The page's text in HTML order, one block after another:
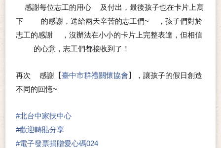
感謝每位志工的用心
及付出，最後孩子也在卡片上寫
下
的感謝，送給兩天辛苦的志工們~
，孩子們對於
志工的感謝
，沒辦法在小小的卡片上完整表達，但相信
的心意，志工們都接收到了！
再次 感謝【臺中市群禮關懷協會】，讓孩子的假日創造
不同的回憶~
#北台中家扶中心
#歡迎轉貼分享
#電子發票捐贈愛心碼024